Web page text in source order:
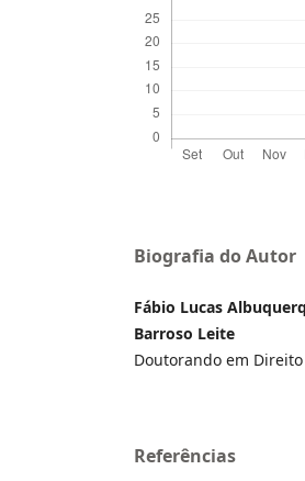
Biografia do Autor
Fábio Lucas
Barroso Leite
Doutorando em Direito
Referências